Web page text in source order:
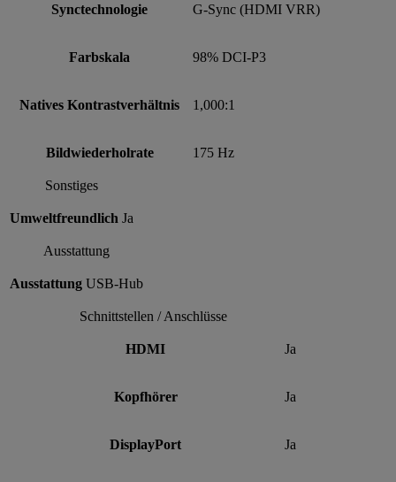
Synctechnologie G-Sync (HDMI VRR)
Farbskala 98% DCI-P3
Natives Kontrastverhältnis 1,000:1
Bildwiederholrate 175 Hz
Sonstiges
Umweltfreundlich Ja
Ausstattung
Ausstattung USB-Hub
Schnittstellen / Anschlüsse
HDMI Ja
Kopfhörer Ja
DisplayPort Ja